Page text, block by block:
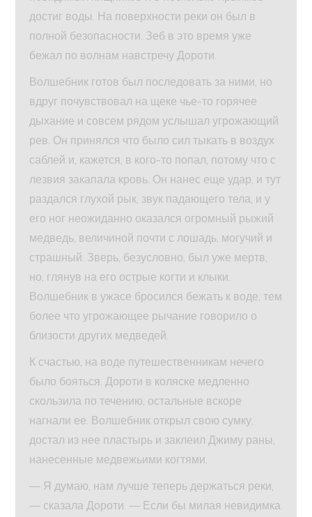
достиг воды. На поверхности реки он был в
полной безопасности. Зеб в это время уже
бежал по волнам навстречу Дороти.
Волшебник готов был последовать за ними, но
вдруг почувствовал на щеке чье-то горячее
дыхание и совсем рядом услышал угрожающий
рев. Он принялся что было сил тыкать в воздух
саблей и, кажется, в кого-то попал, потому что с
лезвия закапала кровь. Он нанес еще удар, и тут
раздался глухой рык, звук падающего тела, и у
его ног неожиданно оказался огромный рыжий
медведь, величиной почти с лошадь, могучий и
страшный. Зверь, безусловно, был уже мертв,
но, глянув на его острые когти и клыки.
Волшебник в ужасе бросился бежать к воде, тем
более что угрожающее рычание говорило о
близости других медведей.
К счастью, на воде путешественникам нечего
было бояться. Дороти в коляске медленно
скользила по течению, остальные вскоре
нагнали ее. Волшебник открыл свою сумку,
достал из нее пластырь и заклеил Джиму раны,
нанесенные медвежьими когтями.
— Я думаю, нам лучше теперь держаться реки,
— сказала Дороти. — Если бы милая невидимка